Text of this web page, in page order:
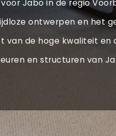
Jabo in de regio
ontwerpen en het
de hoge kwaliteit
en structuren van